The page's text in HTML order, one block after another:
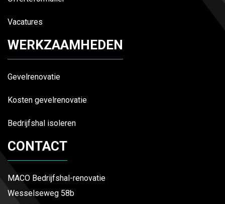
Vacatures
WERKZAAMHEDEN
Gevelrenovatie
Kosten gevelrenovatie
Bedrijfshal isoleren
CONTACT
MACO Bedrijfshal-renovatie
Wesselseweg 58b